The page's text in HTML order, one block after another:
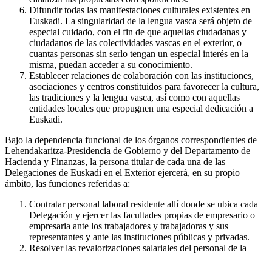
Difundir todas las manifestaciones culturales existentes en
Euskadi. La singularidad de la lengua vasca será objeto de
especial cuidado, con el fin de que aquellas ciudadanas y
ciudadanos de las colectividades vascas en el exterior, o
cuantas personas sin serlo tengan un especial interés en la
misma, puedan acceder a su conocimiento.
Establecer relaciones de colaboración con las instituciones,
asociaciones y centros constituidos para favorecer la cultura,
las tradiciones y la lengua vasca, así como con aquellas
entidades locales que propugnen una especial dedicación a
Euskadi.
Bajo la dependencia funcional de los órganos correspondientes de
Lehendakaritza-Presidencia de Gobierno y del Departamento de
Hacienda y Finanzas, la persona titular de cada una de las
Delegaciones de Euskadi en el Exterior ejercerá, en su propio
ámbito, las funciones referidas a:
Contratar personal laboral residente allí donde se ubica cada
Delegación y ejercer las facultades propias de empresario o
empresaria ante los trabajadores y trabajadoras y sus
representantes y ante las instituciones públicas y privadas.
Resolver las revalorizaciones salariales del personal de la